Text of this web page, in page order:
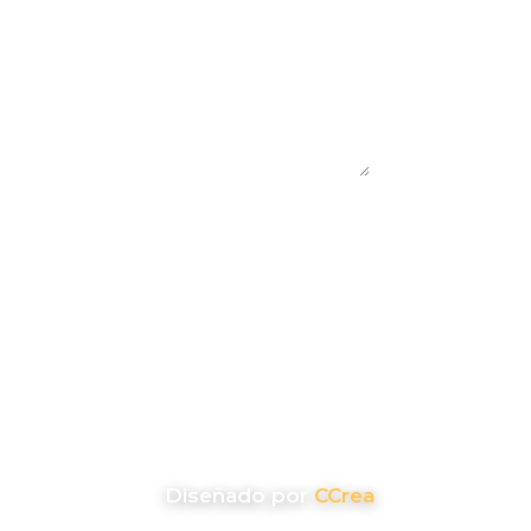
Diseñado por CCrea